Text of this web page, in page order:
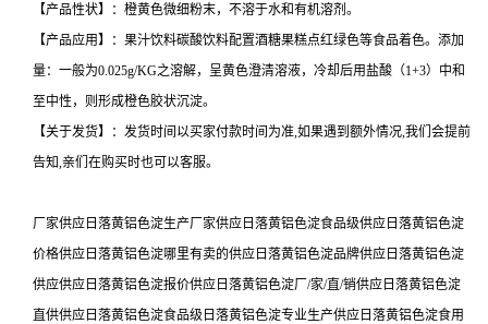
【产品性状】：橙黄色微细粉末，不溶于水和有机溶剂。
【产品应用】：果汁饮料碳酸饮料配置酒糖果糕点红绿色等食品着色。添加
量：一般为0.025g/KG之溶解，呈黄色澄清溶液，冷却后用盐酸（1+3）中和
至中性，则形成橙色胶状沉淀。
【关于发货】：发货时间以买家付款时间为准,如果遇到额外情况,我们会提前
告知,亲们在购买时也可以客服。
厂家供应日落黄铝色淀生产厂家供应日落黄铝色淀食品级供应日落黄铝色淀
价格供应日落黄铝色淀哪里有卖的供应日落黄铝色淀品牌供应日落黄铝色淀
供应供应日落黄铝色淀报价供应日落黄铝色淀厂/家/直/销供应日落黄铝色淀
直供供应日落黄铝色淀食品级日落黄铝色淀专业生产供应日落黄铝色淀食用